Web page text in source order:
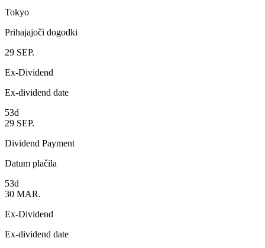
Tokyo
Prihajajoči dogodki
29 SEP.
Ex-Dividend
Ex-dividend date
53d
29 SEP.
Dividend Payment
Datum plačila
53d
30 MAR.
Ex-Dividend
Ex-dividend date